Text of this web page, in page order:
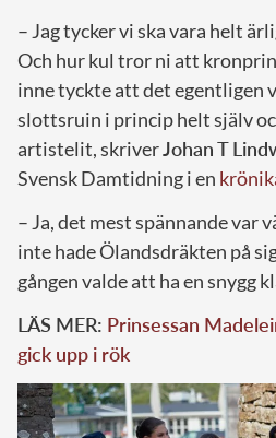
– Jag tycker vi ska vara helt
Och hur kul tror ni att
inne tyckte att det egentligen
slottsruin i princip helt själv
artistelit, skriverJohan T
Svensk Damtidning i en
– Ja, det mest spännande var
inte hade Ölandsdräkten på
gången valde att ha en snygg
LÄS MER: Prinsessan
gick upp i rök